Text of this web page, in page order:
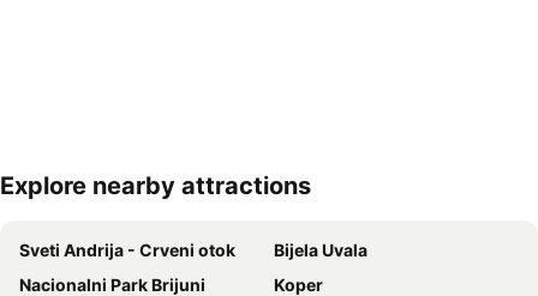
Explore nearby attractions
Sveti Andrija - Crveni otok
Bijela Uvala
Nacionalni Park Brijuni
Koper